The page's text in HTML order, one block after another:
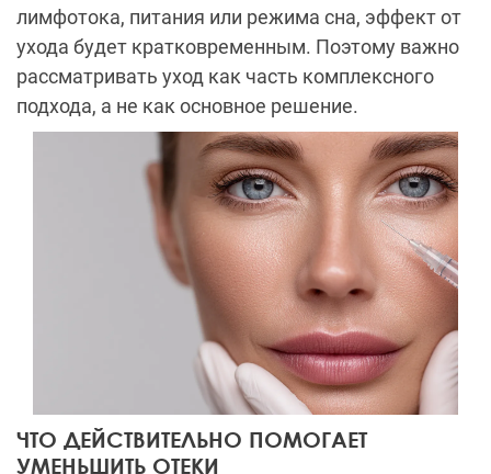
лимфотока, питания или режима сна, эффект от
ухода будет кратковременным. Поэтому важно
рассматривать уход как часть комплексного
подхода, а не как основное решение.
ЧТО ДЕЙСТВИТЕЛЬНО ПОМОГАЕТ
УМЕНЬШИТЬ ОТЕКИ